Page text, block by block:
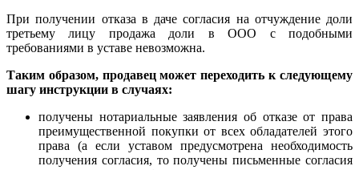
При получении отказа в даче согласия на отчуждение доли
третьему лицу продажа доли в ООО с подобными
требованиями в уставе невозможна.
Таким образом, продавец может переходить к следующему
шагу инструкции в случаях:
получены нотариальные заявления об отказе от права
преимущественной покупки от всех обладателей этого
права (а если уставом предусмотрена необходимость
получения согласия, то получены письменные согласия